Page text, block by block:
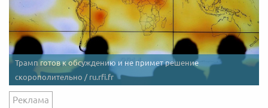
Трамп готов к обсуждению и не примет решение
скорополительно / ru.rfi.fr
Реклама